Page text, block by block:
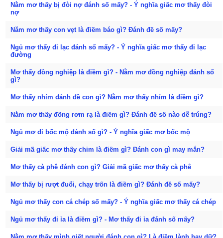
Nằm mơ thấy bị đòi nợ đánh số mấy? - Ý nghĩa giấc mơ thấy đòi
nợ
Năm mơ thấy con vẹt là điềm báo gì? Đánh đề số mấy?
Ngủ mơ thấy đi lạc đánh số mấy? - Ý nghĩa giấc mơ thấy đi lạc
đường
Mơ thấy đồng nghiệp là điềm gì? - Nằm mơ đồng nghiệp đánh số
gì?
Mơ thấy nhím đánh đề con gì? Nằm mơ thấy nhím là điềm gì?
Nằm mơ thấy đống rơm rạ là điềm gì? Đánh đề số nào dễ trúng?
Ngủ mơ đi bốc mộ đánh số gì? - Ý nghĩa giấc mơ bốc mộ
Giải mã giấc mơ thấy chim là điềm gì? Đánh con gì may mắn?
Mơ thấy cà phê đánh con gì? Giải mã giấc mơ thấy cà phê
Mơ thấy bị rượt đuổi, chạy trốn là điềm gì? Đánh đề số mấy?
Ngủ mơ thấy con cá chép số mấy? - Ý nghĩa giấc mơ thấy cá chép
Ngủ mơ thấy đi ỉa là điềm gì? - Mơ thấy đi ỉa đánh số mấy?